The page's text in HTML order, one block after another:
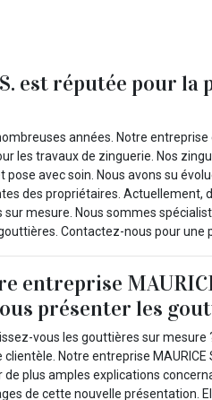
est réputée pour la
années. Notre
les travaux de zinguerie. Nos
avec soin. Nous avons su
des propriétaires. Actuellement,
mesure. Nous sommes
Contactez-nous pour une
entreprise
présenter les
vous les gouttières sur mesure
clientèle. Notre entreprise MAURICE
de plus amples explications
de cette nouvelle présentation.